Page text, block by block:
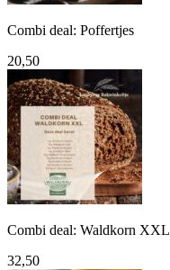
Combi deal: Poffertjes
20,50
Combi deal: Waldkorn XXL
32,50